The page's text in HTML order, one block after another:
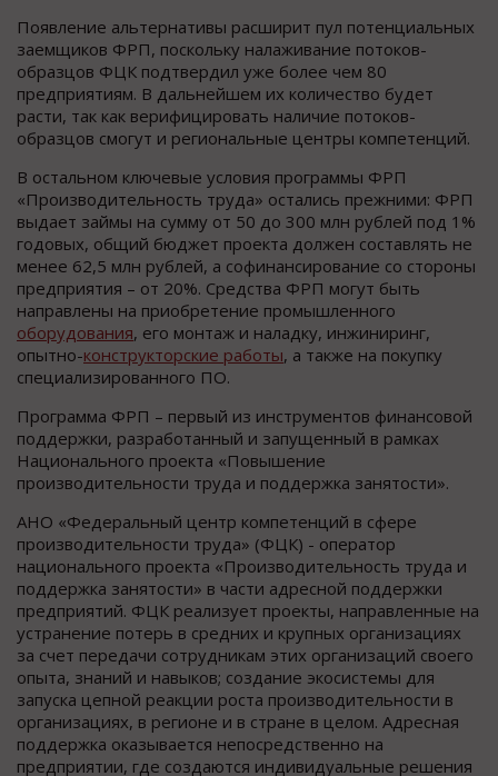
Появление альтернативы расширит пул потенциальных
заемщиков ФРП, поскольку налаживание потоков-
образцов ФЦК подтвердил уже более чем 80
предприятиям. В дальнейшем их количество будет
расти, так как верифицировать наличие потоков-
образцов смогут и региональные центры компетенций.
В остальном ключевые условия программы ФРП
«Производительность труда» остались прежними: ФРП
выдает займы на сумму от 50 до 300 млн рублей под 1%
годовых, общий бюджет проекта должен составлять не
менее 62,5 млн рублей, а софинансирование со стороны
предприятия – от 20%. Средства ФРП могут быть
направлены на приобретение промышленного
оборудования, его монтаж и наладку, инжиниринг,
опытно-конструкторские работы, а также на покупку
специализированного ПО.
Программа ФРП – первый из инструментов финансовой
поддержки, разработанный и запущенный в рамках
Национального проекта «Повышение
производительности труда и поддержка занятости».
АНО «Федеральный центр компетенций в сфере
производительности труда» (ФЦК) - оператор
национального проекта «Производительность труда и
поддержка занятости» в части адресной поддержки
предприятий. ФЦК реализует проекты, направленные на
устранение потерь в средних и крупных организациях
за счет передачи сотрудникам этих организаций своего
опыта, знаний и навыков; создание экосистемы для
запуска цепной реакции роста производительности в
организациях, в регионе и в стране в целом. Адресная
поддержка оказывается непосредственно на
предприятии, где создаются индивидуальные решения